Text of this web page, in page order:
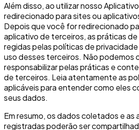
Além disso, ao utilizar nosso
redirecionado para sites ou
Depois que você for redirecionado
aplicativo de terceiros, as práticas
regidas pelas políticas de
uso desses terceiros. Não podemos
responsabilizar pelas práticas e
de terceiros. Leia atentamente as
aplicáveis para entender como eles
seus dados.
Em resumo, os dados coletados e as
registradas poderão ser